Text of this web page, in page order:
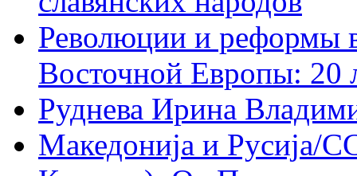
Революции и реформы
Восточной Европы: 20
Руднева Ирина
Македониjа и Русиjа/